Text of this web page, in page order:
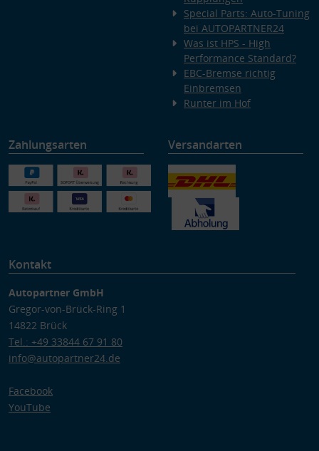
Special Parts: Auto-Tuning
bei AUTOPARTNER24
Was ist HPS - High
Performance Standard?
EBC-Bremse richtig
Einbremsen
Runter im Hof
Zahlungsarten Versandarten
Kontakt
Autopartner GmbH
Gregor-von-Brück-Ring 1
14822 Brück
Tel.: +49 33844 67 91 80
info@autopartner24.de
Facebook
YouTube